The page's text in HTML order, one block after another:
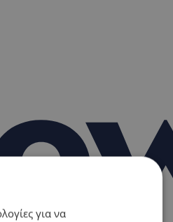
για να